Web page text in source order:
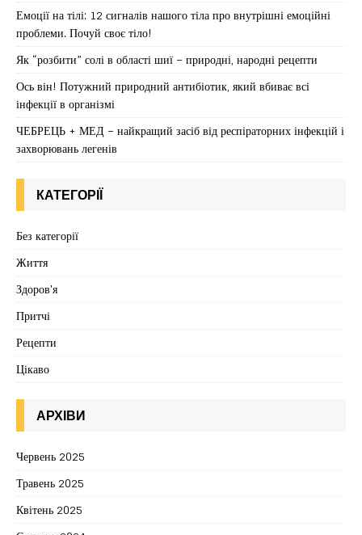
Емоції на тілі: 12 сигналів нашого тіла про внутрішні емоційні
проблеми. Почуй своє тіло!
Як “розбити” солі в області шиї – природні, народні рецепти
Ось він! Потужний природний антибіотик, який вбиває всі
інфекції в організмі
ЧЕБРЕЦЬ + МЕД – найкращий засіб від респіраторних інфекцій і
захворювань легенів
КАТЕГОРІЇ
Без категорії
Життя
Здоров'я
Притчі
Рецепти
Цікаво
АРХІВИ
Червень 2025
Травень 2025
Квітень 2025